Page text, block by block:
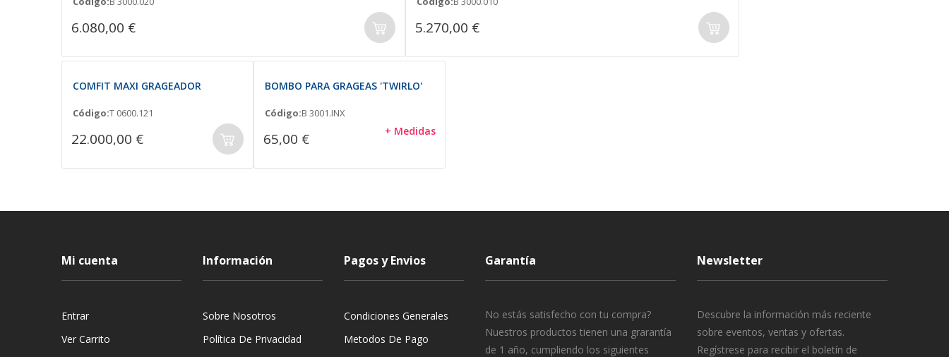
6.080,00 € 5.270,00 €
COMFIT MAXI GRAGEADOR
Código:T 0600.121
22.000,00 €
BOMBO PARA GRAGEAS 'TWIRLO'
Código:B 3001.INX
65,00 € + Medidas
Mi cuenta
Entrar
Ver Carrito
Información
Sobre Nosotros
Política De Privacidad
Pagos y Envios
Condiciones Generales
Metodos De Pago
Garantía
No estás satisfecho con tu compra?
Nuestros productos tienen una grarantía
de 1 año, cumpliendo los siguientes
Newsletter
Descubre la información más reciente
sobre eventos, ventas y ofertas.
Regístrese para recibir el boletín de